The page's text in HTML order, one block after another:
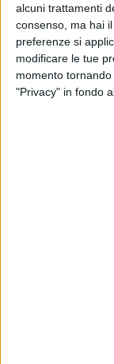
alcuni trattamenti
consenso, ma hai
preferenze si
modificare le tue
momento
"Privacy" in fondo
In
ESTERO 4